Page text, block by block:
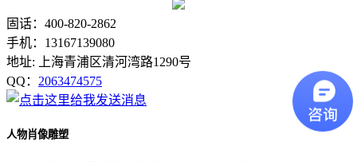
固话：400-820-2862
手机：13167139080
地址: 上海青浦区清河湾路1290号
QQ： 2063474575
人物肖像雕塑